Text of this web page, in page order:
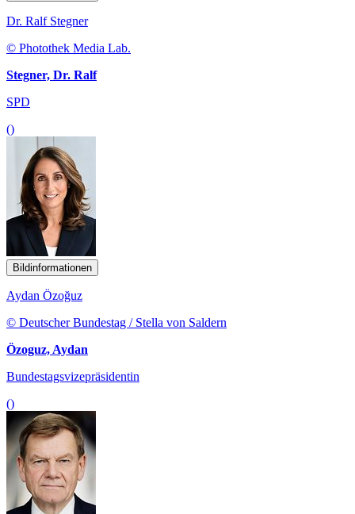
Dr. Ralf Stegner
© Photothek Media Lab.
Stegner, Dr. Ralf
SPD
()
Bildinformationen
Aydan Özoğuz
© Deutscher Bundestag / Stella von Saldern
Özoguz, Aydan
Bundestagsvizepräsidentin
()